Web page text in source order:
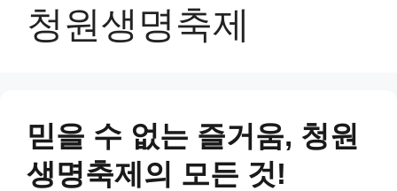
청원생명축제
믿을 수 없는 즐거움, 청원
생명축제의 모든 것!